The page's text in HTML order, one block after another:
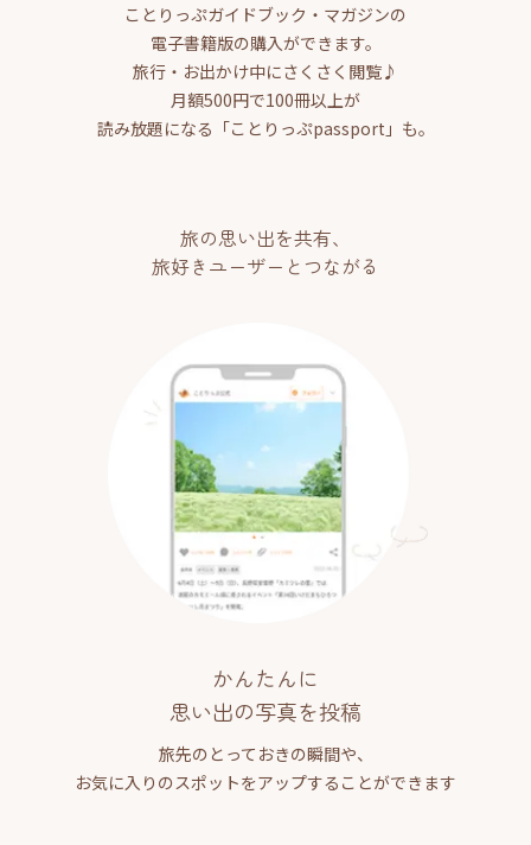
ことりっぷガイドブック・マガジンの
電子書籍版の購入ができます。
旅行・お出かけ中にさくさく閲覧♪
月額500円で100冊以上が
読み放題になる「ことりっぷpassport」も。
旅の思い出を共有、
旅好きユーザーとつながる
かんたんに
思い出の写真を投稿
旅先のとっておきの瞬間や、
お気に入りのスポットをアップすることができます